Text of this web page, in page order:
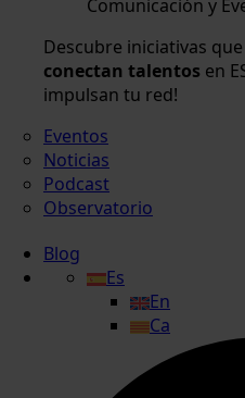
Comunicación y
Descubre iniciativas que
conectan talentos en
impulsan tu red!
Eventos
Noticias
Podcast
Observatorio
Blog
Es
En
Ca